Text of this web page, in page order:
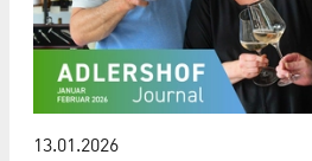
13.01.2026